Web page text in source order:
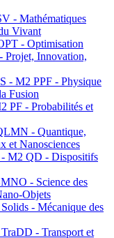
- Mathématiques
Vivant
- Optimisation
Innovation,
- M2 PPF - Physique
Fusion
PF - Probabilités et
- Quantique,
et Nanosciences
M2 QD - Dispositifs
- Science des
Objets
- Mécanique des
- Transport et